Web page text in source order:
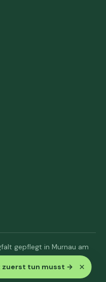
zuerst tun musst → ×
gepflegt in Murnau am